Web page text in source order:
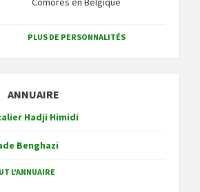
PLUS DE PERSONNALITÉS
ANNUAIRE
Hadji Himidi
Benghazi
L'ANNUAIRE